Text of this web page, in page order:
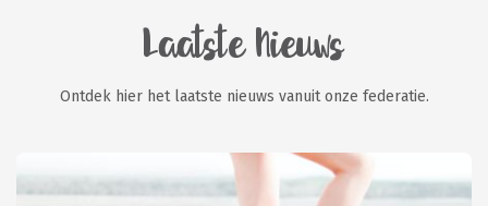
Laatste Nieuws
Ontdek hier het laatste nieuws vanuit onze federatie.